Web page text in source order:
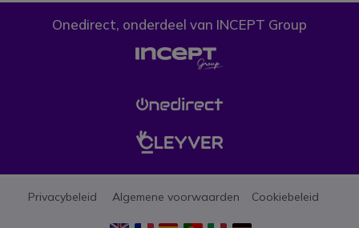
Onedirect, onderdeel van INCEPT Group
Privacybeleid Algemene voorwaarden Cookiebeleid